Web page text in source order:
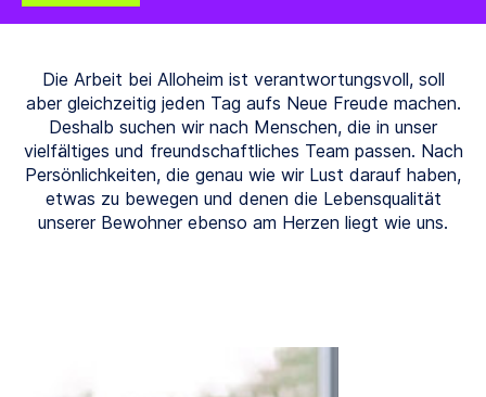
Die Arbeit bei Alloheim ist verantwortungsvoll, soll
aber gleichzeitig jeden Tag aufs Neue Freude machen.
Deshalb suchen wir nach Menschen, die in unser
vielfältiges und freundschaftliches Team passen. Nach
Persönlichkeiten, die genau wie wir Lust darauf haben,
etwas zu bewegen und denen die Lebensqualität
unserer Bewohner ebenso am Herzen liegt wie uns.